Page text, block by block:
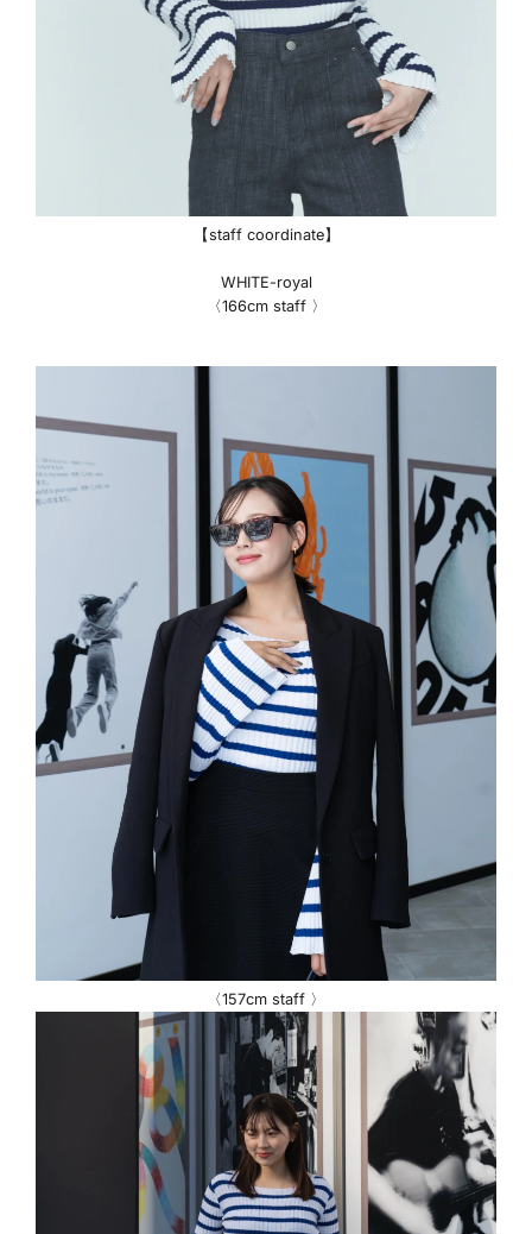
【staff coordinate】
WHITE-royal
〈166cm staff 〉
〈157cm staff 〉